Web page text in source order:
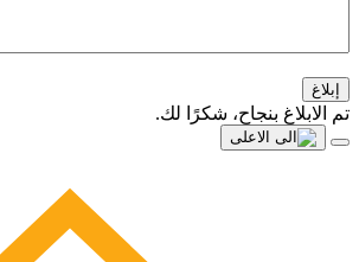
إبلاغ
تم الابلاغ بنجاح، شكرًا لك.